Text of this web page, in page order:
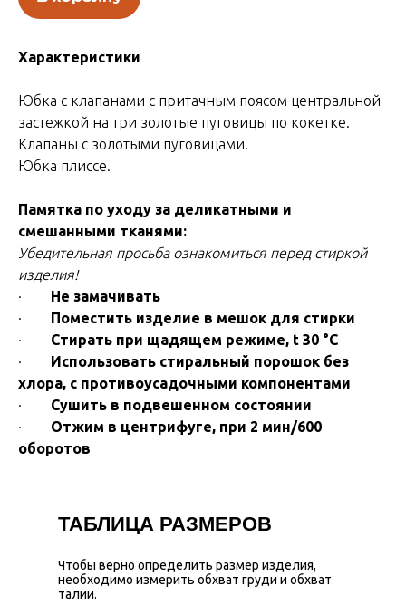
Характеристики
Юбка с клапанами с притачным поясом центральной
застежкой на три золотые пуговицы по кокетке.
Клапаны с золотыми пуговицами.
Юбка плиссе.
Памятка по уходу за деликатными и
смешанными тканями:
Убедительная просьба ознакомиться перед стиркой
изделия!
·
Не замачивать
·
Поместить изделие в мешок для стирки
· Стирать при щадящем режиме, t 30 °С
·
Использовать стиральный порошок без
хлора, с противоусадочными компонентами
· Сушить в подвешенном состоянии
· Отжим в центрифуге, при 2 мин/600
оборотов
ТАБЛИЦА РАЗМЕРОВ
Чтобы верно определить размер изделия,
необходимо измерить обхват груди и обхват
талии.